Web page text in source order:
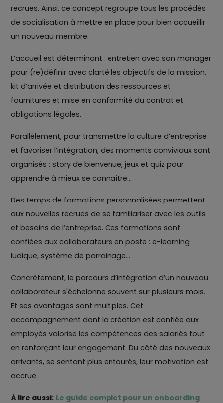
recrues. Ainsi, ce concept regroupe tous les procédés
de socialisation à mettre en place pour bien accueillir
un nouveau membre.
L’accueil est déterminant : entretien avec son manager
pour (re)définir avec clarté les objectifs de la mission,
kit d’arrivée et distribution des ressources et
fournitures et mise en conformité du contrat et
obligations légales.
Parallèlement, pour transmettre la culture d’entreprise
et favoriser l’intégration, des moments conviviaux sont
organisés : story de bienvenue, jeux et quiz pour
apprendre à mieux se connaître…
Des temps de formations personnalisées permettent
aux nouvelles recrues de se familiariser avec les outils
et besoins de l’entreprise. Ces formations sont
confiées aux collaborateurs en poste : e-learning
ludique, système de parrainage…
Concrètement, le parcours d’intégration d’un nouveau
collaborateur s'échelonne souvent sur plusieurs mois.
Et ses avantages sont multiples. Cet
accompagnement dont la création est confiée aux
employés valorise les compétences des salariés tout
en renforçant leur engagement. Du côté des nouveaux
arrivants, se sentant plus entourés, leur motivation est
accrue.
À lire aussi: Le guide complet pour un onboarding